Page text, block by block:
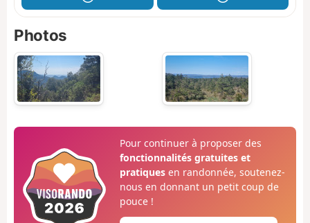
Photos
Pour continuer à proposer des
fonctionnalités gratuites et
pratiquesen randonnée, soutenez-
nous en donnant un petit coup de
pouce !